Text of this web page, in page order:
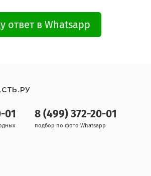
ответ в Whatsapp
01 8 (499) 372-20-01
подбор по фото Whatsapp